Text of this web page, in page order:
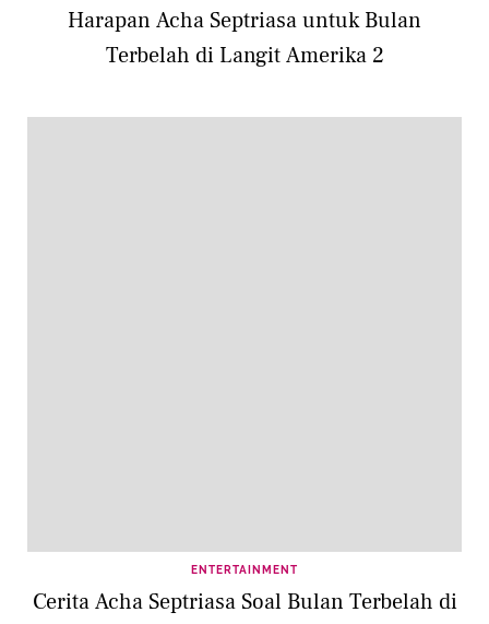
Harapan Acha Septriasa untuk Bulan
Terbelah di Langit Amerika 2
ENTERTAINMENT
Cerita Acha Septriasa Soal Bulan Terbelah di